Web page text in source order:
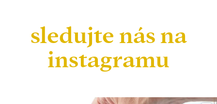
sledujte nás na
instagramu